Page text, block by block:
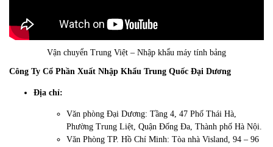
Vận chuyển Trung Việt – Nhập khẩu máy tính bảng
Công Ty Cổ Phần Xuất Nhập Khẩu Trung Quốc Đại Dương
Địa chỉ:
Văn phòng Đại Dương: Tầng 4, 47 Phố Thái Hà,
Phường Trung Liệt, Quận Đống Đa, Thành phố Hà Nội.
Văn Phòng TP. Hồ Chí Minh: Tòa nhà Visland, 94 – 96